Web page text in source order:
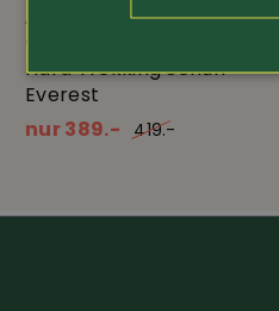
Art.-Nr. 4649
Hard Trekking Schuh
Everest
nur 389.-
419.-